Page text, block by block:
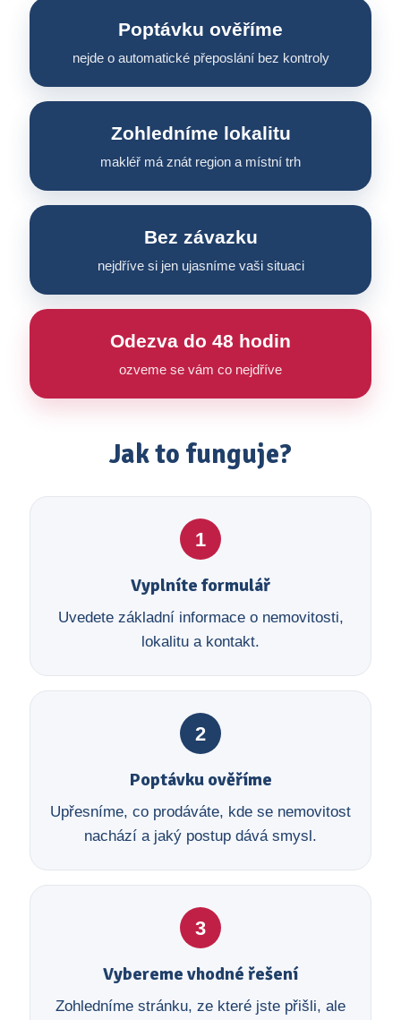
Poptávku ověříme
nejde o automatické přeposlání bez kontroly
Zohledníme lokalitu
makléř má znát region a místní trh
Bez závazku
nejdříve si jen ujasníme vaši situaci
Odezva do 48 hodin
ozveme se vám co nejdříve
Jak to funguje?
1
Vyplníte formulář
Uvedete základní informace o nemovitosti,
lokalitu a kontakt.
2
Poptávku ověříme
Upřesníme, co prodáváte, kde se nemovitost
nachází a jaký postup dává smysl.
3
Vybereme vhodné řešení
Zohledníme stránku, ze které jste přišli, ale